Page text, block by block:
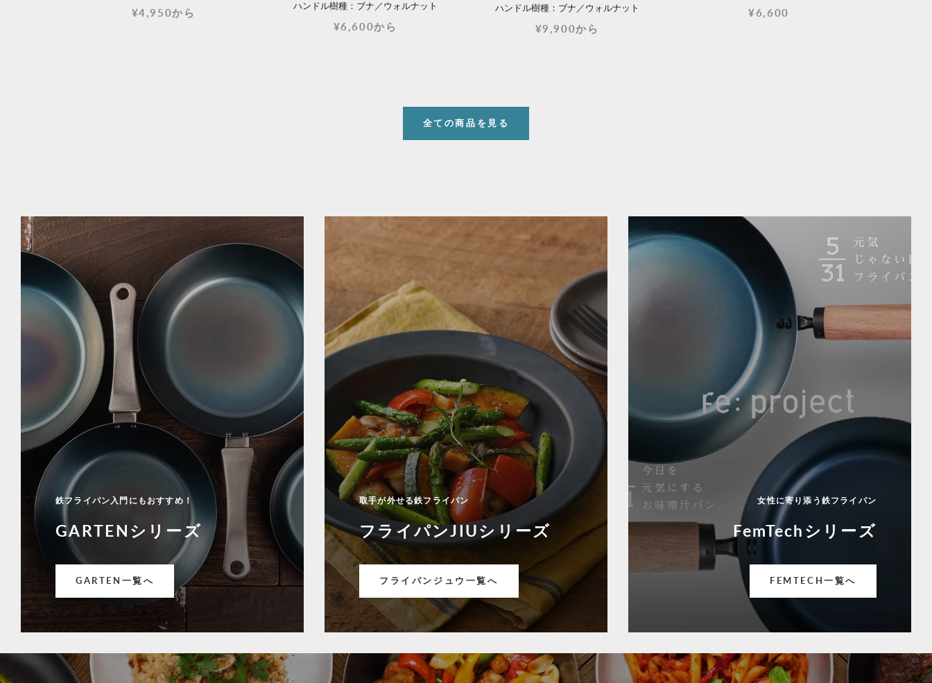
¥4,950から
ハンドル樹種：ブナ／ウォルナット
¥6,600から
ハンドル樹種：ブナ／ウォルナット
¥9,900から
¥6,600
全ての商品を見る
鉄フライパン入門にもおすすめ！
GARTENシリーズ
GARTEN一覧へ
取手が外せる鉄フライパン
フライパンJIUシリーズ
フライパンジュウ一覧へ
女性に寄り添う鉄フライパン
FemTechシリーズ
FEMTECH一覧へ